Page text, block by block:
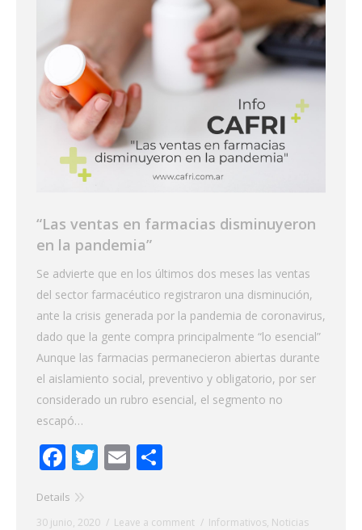
“Las ventas en farmacias disminuyeron
en la pandemia”
Se advierte que en los últimos dos meses las ventas
del sector farmacéutico registraron una disminución,
ante la crisis generada por la pandemia de coronavirus,
dado que la gente compra principalmente “lo esencial”
Aunque las farmacias permanecieron abiertas durante
el aislamiento social, preventivo y obligatorio, por ser
considerado un rubro esencial, el segmento no
escapó…
Facebook
Twitter
Email
Details
30 junio, 2020 Leave a comment Informativos, Noticias